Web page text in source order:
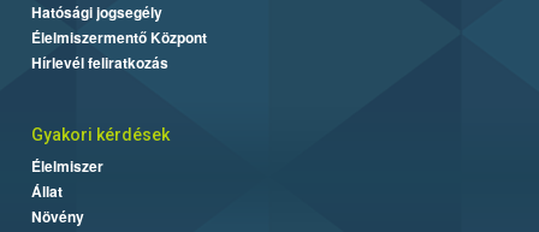
Hatósági jogsegély
Élelmiszermentő Központ
Hírlevél feliratkozás
Gyakori kérdések
Élelmiszer
Állat
Növény